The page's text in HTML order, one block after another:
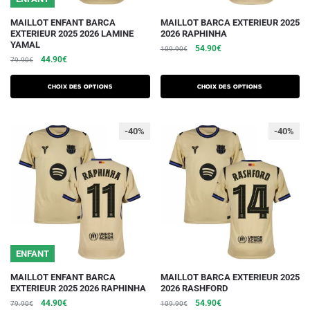
MAILLOT ENFANT BARCA
EXTERIEUR 2025 2026 LAMINE
YAMAL
79.90€
Le
initial
était :
44.90€Le
actuel
est :
Choix des options
Ce
produit
a
plusieurs
variations.
peuvent
être
choisies
produit
MAILLOT BARCA EXTERIEUR 2025
2026 RAPHINHA
109.90€
Le
initial
était :
109.90€.
54.90€Le
actuel
est :
54.90€.
Choix des options
Ce
produit
a
plusieurs
variations.
peuvent
être
choisies
ENFANT
-40%
MAILLOT ENFANT BARCA
EXTERIEUR 2025 2026 RAPHINHA
79.90€ Le
44.90€Le
Ce
produit
-40%
MAILLOT BARCA EXTERIEUR 2025
2026 RASHFORD
109.90€ Le
54.90€Le
Ce
produit